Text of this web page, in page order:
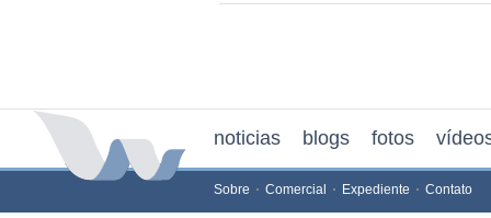
noticias blogs fotos
Sobre Comercial Expediente Contato